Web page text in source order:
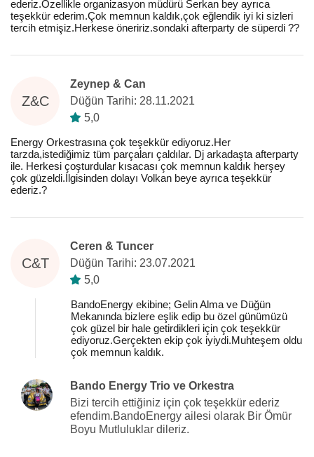
ederiz.Özellikle organizasyon müdürü Serkan bey ayrıca
teşekkür ederim.Çok memnun kaldık,çok eğlendik iyi ki sizleri
tercih etmişiz.Herkese öneririz.sondaki afterparty de süperdi ??
Z&C
Zeynep & Can
Düğün Tarihi: 28.11.2021
5,0
Energy Orkestrasına çok teşekkür ediyoruz.Her
tarzda,istediğimiz tüm parçaları çaldılar. Dj arkadaşta afterparty
ile. Herkesi çoşturdular kısacası çok memnun kaldık herşey
çok güzeldi.İlgisinden dolayı Volkan beye ayrıca teşekkür
ederiz.?
C&T
Ceren & Tuncer
Düğün Tarihi: 23.07.2021
5,0
BandoEnergy ekibine; Gelin Alma ve Düğün
Mekanında bizlere eşlik edip bu özel günümüzü
çok güzel bir hale getirdikleri için çok teşekkür
ediyoruz.Gerçekten ekip çok iyiydi.Muhteşem oldu
çok memnun kaldık.
Bando Energy Trio ve Orkestra
Bizi tercih ettiğiniz için çok teşekkür ederiz
efendim.BandoEnergy ailesi olarak Bir Ömür
Boyu Mutluluklar dileriz.